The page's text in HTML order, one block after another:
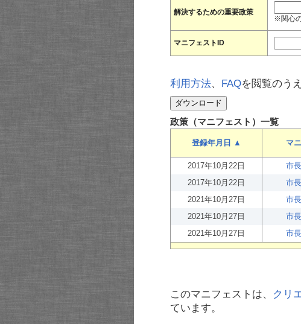
解決するための重要政策
※関心
マニフェストID
利用方法、 FAQを閲覧のう
政策（マニフェスト）一覧
登録年月日 ▲ マ
2017年10月22日
市
2017年10月22日
市
2021年10月27日
市
2021年10月27日
市
2021年10月27日
市
このマニフェストは、 クリ
ています。